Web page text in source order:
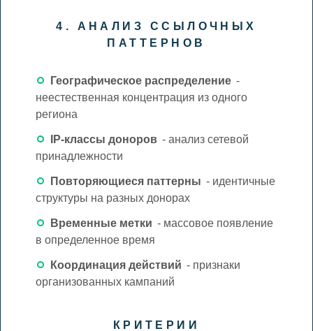
4. АНАЛИЗ ССЫЛОЧНЫХ
ПАТТЕРНОВ
Географическое распределение -
неестественная концентрация из одного
региона
IP-классы доноров - анализ сетевой
принадлежности
Повторяющиеся паттерны - идентичные
структуры на разных донорах
Временные метки - массовое появление
в определенное время
Координация действий - признаки
организованных кампаний
КРИТЕРИИ